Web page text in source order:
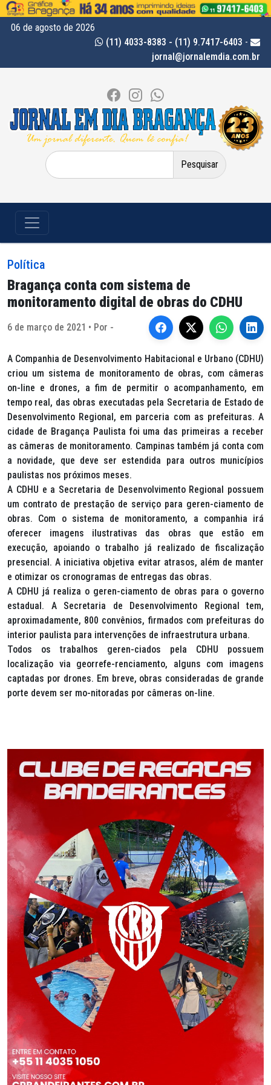
06 de agosto de 2026
(11) 4033-8383 - (11) 9.7417-6403 -
jornal@jornalemdia.com.br
Pesquisar
por:
Política
Bragança conta com sistema de
monitoramento digital de obras do CDHU
6 de março de 2021 • Por -
A Companhia de Desenvolvimento Habitacional e Urbano (CDHU)
criou um sistema de monitoramento de obras, com câmeras
on-line e drones, a fim de permitir o acompanhamento, em
tempo real, das obras executadas pela Secretaria de Estado de
Desenvolvimento Regional, em parceria com as prefeituras. A
cidade de Bragança Paulista foi uma das primeiras a receber
as câmeras de monitoramento. Campinas também já conta com
a novidade, que deve ser estendida para outros municípios
paulistas nos próximos meses.
A CDHU e a Secretaria de Desenvolvimento Regional possuem
um contrato de prestação de serviço para geren-ciamento de
obras. Com o sistema de monitoramento, a companhia irá
oferecer imagens ilustrativas das obras que estão em
execução, apoiando o trabalho já realizado de fiscalização
presencial. A iniciativa objetiva evitar atrasos, além de manter
e otimizar os cronogramas de entregas das obras.
A CDHU já realiza o geren-ciamento de obras para o governo
estadual. A Secretaria de Desenvolvimento Regional tem,
aproximadamente, 800 convênios, firmados com prefeituras do
interior paulista para intervenções de infraestrutura urbana.
Todos os trabalhos geren-ciados pela CDHU possuem
localização via georrefe-renciamento, alguns com imagens
captadas por drones. Em breve, obras consideradas de grande
porte devem ser mo-nitoradas por câmeras on-line.